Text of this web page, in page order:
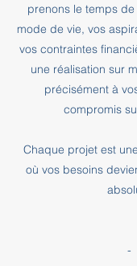
prenons le temps
mode de vie, vos
vos contraintes
une réalisation sur
précisément à
compromis
Chaque projet est
où vos besoins
-